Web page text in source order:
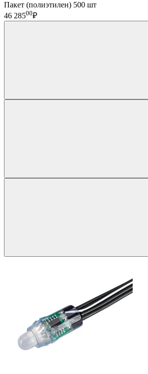
Пакет (полиэтилен) 500 шт
46 28500₽